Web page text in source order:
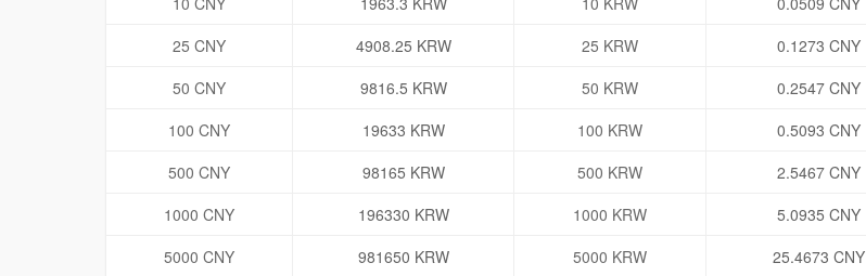
25 CNY
4908.25 KRW 25 KRW
0.1273 CNY
50 CNY
9816.5 KRW 50 KRW
0.2547 CNY
100 CNY
19633 KRW 100 KRW
0.5093 CNY
500 CNY
98165 KRW 500 KRW
2.5467 CNY
1000 CNY
196330 KRW 1000 KRW
5.0935 CNY
5000 CNY
981650 KRW 5000 KRW
25.4673 CNY